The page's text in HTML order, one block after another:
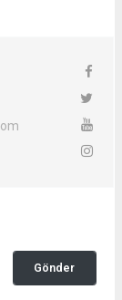
Gönder